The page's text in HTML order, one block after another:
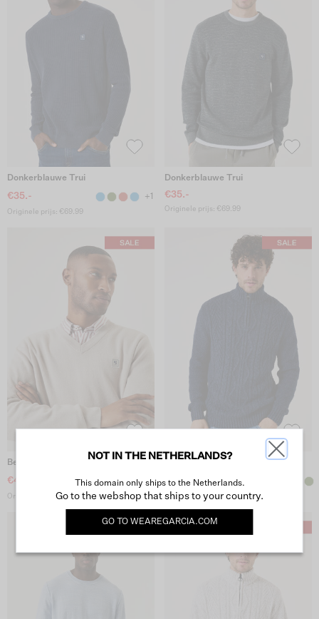
Donkerblauwe Trui
€35.- +1
Originele prijs: €69.99
Donkerblauwe Trui
€35.-
Originele prijs: €69.99
Beige Trui
€40.- +2
Originele prijs: €59.99
€40.-
Originele prijs: €79.99
NOT IN THE NETHERLANDS?
This domain only ships to the Netherlands.
Go to the webshop that ships to your country.
GO TO WEAREGARCIA.COM